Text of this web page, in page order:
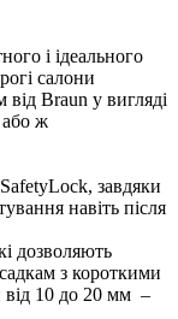
і ідеального
салони
Braun у вигляді
ж
завдяки
навіть після
дозволяють
з короткими
від 10 до 20 мм –